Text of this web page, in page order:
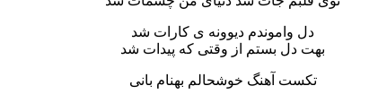
دل واموندم دیوونه ی کارات شد
بهت دل بستم از وقتی که پیدات شد
تکست آهنگ خوشحالم بهنام بانی